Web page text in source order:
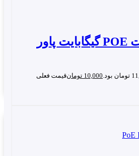
پچ پنل 24 پورت POE گیگابایت پاور
10,000 تومان قیمت فعلی